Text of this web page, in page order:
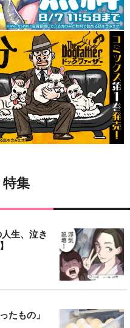
特集
生、泣き
たもの」